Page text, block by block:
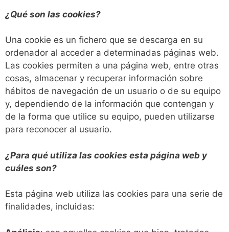
¿Qué son las cookies?
Una cookie es un fichero que se descarga en su
ordenador al acceder a determinadas páginas web.
Las cookies permiten a una página web, entre otras
cosas, almacenar y recuperar información sobre
hábitos de navegación de un usuario o de su equipo
y, dependiendo de la información que contengan y
de la forma que utilice su equipo, pueden utilizarse
para reconocer al usuario.
¿Para qué utiliza las cookies esta página web y
cuáles son?
Esta página web utiliza las cookies para una serie de
finalidades, incluidas: